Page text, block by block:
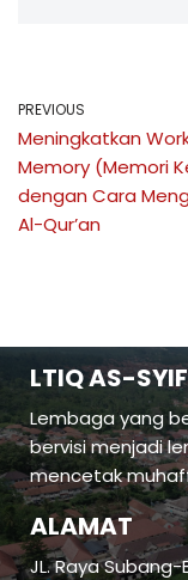
PREVIOUS
Meningkatkan
Memory (Memori
dengan Cara
Al-Qur’an
LTIQ AS-
Lembaga yang
bervisi menjadi
mencetak
ALAMAT
JL. Raya Subang-